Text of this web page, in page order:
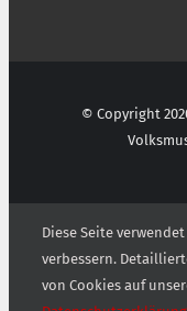
© Copyright
Diese Seite
verbessern.
von Cookies auf